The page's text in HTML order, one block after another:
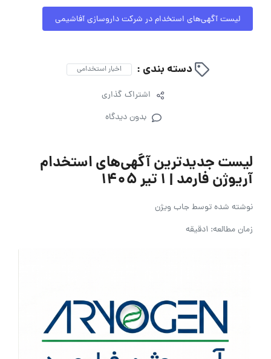
لیست آگهی‌های استخدام در شرکت داروسازی آفاشیمی
دسته بندی : اخبار استخدامی
اشتراک گذاری
بدون دیدگاه
لیست جدیدترین آگهی‌های استخدام
آریوژن فارمد | ۱ تیر ۱۴۰۵
نوشته شده توسطجاب ویژن
زمان مطالعه: 1دقیقه